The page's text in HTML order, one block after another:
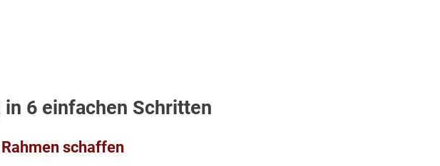
die acht Jhanas
oder Frage von dir
in 6 einfachen Schritten
schaffen